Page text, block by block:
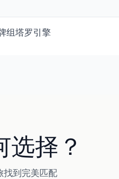
组塔罗引擎
选择？
找到完美匹配